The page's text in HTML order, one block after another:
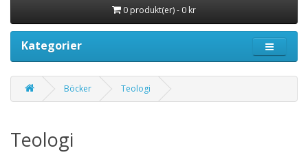
0 produkt(er) - 0 kr
Kategorier
Böcker Teologi
Teologi